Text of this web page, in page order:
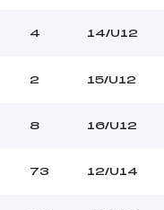
4 14/U12
2 15/U12
8 16/U12
73 12/U14